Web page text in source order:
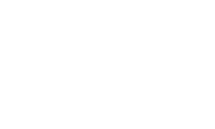
Un proyecto comunitario
Europea, sostenibilidad,
definitiva del centro, que
dependencias de alquiler